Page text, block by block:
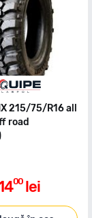
215/75/R16 all
road
00 lei